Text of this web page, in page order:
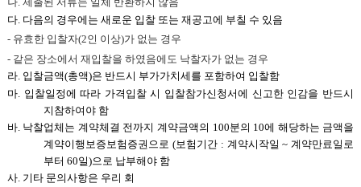
다. 다음의 경우에는 새로운 입찰 또는 재공고에 부칠 수 있음
- 유효한 입찰자(2인 이상)가 없는 경우
- 같은 장소에서 재입찰을 하였음에도 낙찰자가 없는 경우
라. 입찰금액(총액)은 반드시 부가가치세를 포함하여 입찰함
마. 입찰일정에 따라 가격입찰 시 입찰참가신청서에 신고한 인감을 반드시
지참하여야 함
바. 낙찰업체는 계약체결 전까지 계약금액의 100분의 10에 해당하는 금액을
계약이행보증보험증권으로 (보험기간 : 계약시작일 ~ 계약만료일로
부터 60일)으로 납부해야 함
사. 기타 문의사항은 우리 회